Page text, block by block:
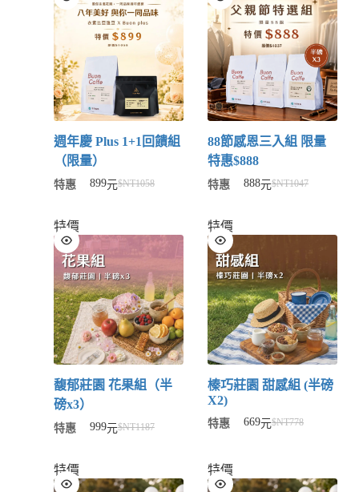
週年慶 Plus 1+1回饋組
（限量）
特惠 899元$NT1058
88節感恩三入組 限量
特惠$888
特惠 888元$NT1047
特價
馥郁莊園 花果組（半
磅x3）
特惠 999元$NT1187
特價
榛巧莊園 甜感組 (半磅
X2)
特惠 669元$NT778
特價 特價